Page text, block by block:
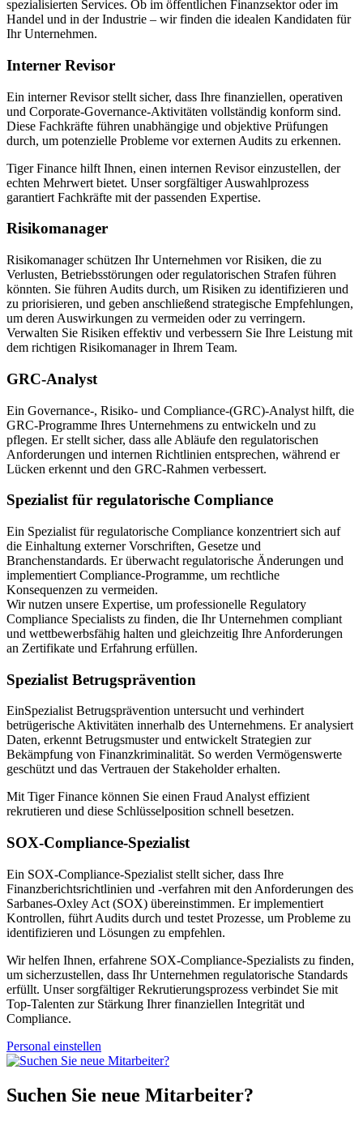
spezialisierten Services. Ob im öffentlichen Finanzsektor oder im
Handel und in der Industrie – wir finden die idealen Kandidaten für
Ihr Unternehmen.
Interner Revisor
Ein interner Revisor stellt sicher, dass Ihre finanziellen, operativen
und Corporate-Governance-Aktivitäten vollständig konform sind.
Diese Fachkräfte führen unabhängige und objektive Prüfungen
durch, um potenzielle Probleme vor externen Audits zu erkennen.
Tiger Finance hilft Ihnen, einen internen Revisor einzustellen, der
echten Mehrwert bietet. Unser sorgfältiger Auswahlprozess
garantiert Fachkräfte mit der passenden Expertise.
Risikomanager
Risikomanager schützen Ihr Unternehmen vor Risiken, die zu
Verlusten, Betriebsstörungen oder regulatorischen Strafen führen
könnten. Sie führen Audits durch, um Risiken zu identifizieren und
zu priorisieren, und geben anschließend strategische Empfehlungen,
um deren Auswirkungen zu vermeiden oder zu verringern.
Verwalten Sie Risiken effektiv und verbessern Sie Ihre Leistung mit
dem richtigen Risikomanager in Ihrem Team.
GRC-Analyst
Ein Governance-, Risiko- und Compliance-(GRC)-Analyst hilft, die
GRC-Programme Ihres Unternehmens zu entwickeln und zu
pflegen. Er stellt sicher, dass alle Abläufe den regulatorischen
Anforderungen und internen Richtlinien entsprechen, während er
Lücken erkennt und den GRC-Rahmen verbessert.
Spezialist für regulatorische Compliance
Ein Spezialist für regulatorische Compliance konzentriert sich auf
die Einhaltung externer Vorschriften, Gesetze und
Branchenstandards. Er überwacht regulatorische Änderungen und
implementiert Compliance-Programme, um rechtliche
Konsequenzen zu vermeiden.
Wir nutzen unsere Expertise, um professionelle Regulatory
Compliance Specialists zu finden, die Ihr Unternehmen compliant
und wettbewerbsfähig halten und gleichzeitig Ihre Anforderungen
an Zertifikate und Erfahrung erfüllen.
Spezialist Betrugsprävention
EinSpezialist Betrugsprävention untersucht und verhindert
betrügerische Aktivitäten innerhalb des Unternehmens. Er analysiert
Daten, erkennt Betrugsmuster und entwickelt Strategien zur
Bekämpfung von Finanzkriminalität. So werden Vermögenswerte
geschützt und das Vertrauen der Stakeholder erhalten.
Mit Tiger Finance können Sie einen Fraud Analyst effizient
rekrutieren und diese Schlüsselposition schnell besetzen.
SOX-Compliance-Spezialist
Ein SOX-Compliance-Spezialist stellt sicher, dass Ihre
Finanzberichtsrichtlinien und -verfahren mit den Anforderungen des
Sarbanes-Oxley Act (SOX) übereinstimmen. Er implementiert
Kontrollen, führt Audits durch und testet Prozesse, um Probleme zu
identifizieren und Lösungen zu empfehlen.
Wir helfen Ihnen, erfahrene SOX-Compliance-Spezialists zu finden,
um sicherzustellen, dass Ihr Unternehmen regulatorische Standards
erfüllt. Unser sorgfältiger Rekrutierungsprozess verbindet Sie mit
Top-Talenten zur Stärkung Ihrer finanziellen Integrität und
Compliance.
Personal einstellen
Suchen Sie neue Mitarbeiter?